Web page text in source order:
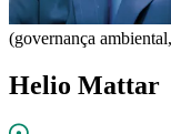
(governança
Helio Mattar